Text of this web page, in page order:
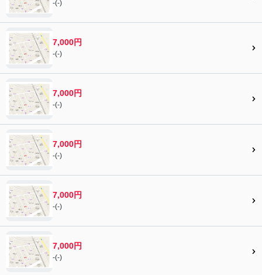
-(-)
7,000円
-(-)
7,000円
-(-)
7,000円
-(-)
7,000円
-(-)
7,000円
-(-)